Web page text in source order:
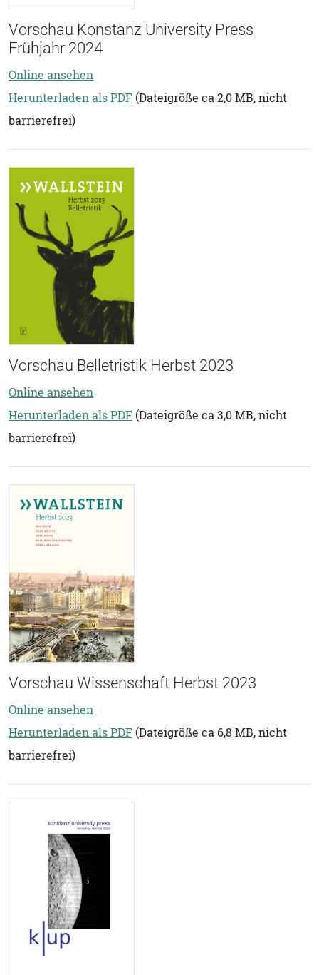
Vorschau Konstanz University Press
Frühjahr 2024
Online ansehen
Herunterladen als PDF (Dateigröße ca 2,0 MB, nicht
barrierefrei)
Vorschau Belletristik Herbst 2023
Online ansehen
Herunterladen als PDF (Dateigröße ca 3,0 MB, nicht
barrierefrei)
Vorschau Wissenschaft Herbst 2023
Online ansehen
Herunterladen als PDF (Dateigröße ca 6,8 MB, nicht
barrierefrei)